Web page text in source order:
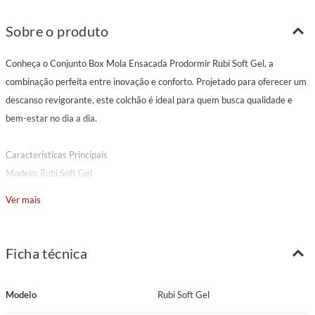
Sobre o produto
Conheça o Conjunto Box Mola Ensacada Prodormir Rubi Soft Gel, a
combinação perfeita entre inovação e conforto. Projetado para oferecer um
descanso revigorante, este colchão é ideal para quem busca qualidade e
bem-estar no dia a dia.
Características Principais
Modelo: Rubi Soft Gel
Sistema de Molejo: Molas Ensacadas
Ver mais
Ficha técnica
Modelo Rubi Soft Gel